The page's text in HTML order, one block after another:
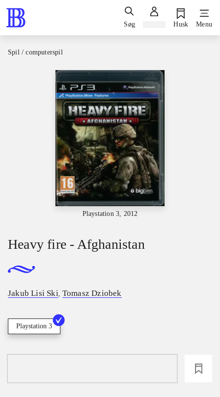
Søg Husk Menu
Spil / computerspil
Playstation 3, 2012
Heavy fire - Afghanistan
Jakub Lisi Ski Tomasz Dziobek
Playstation 3